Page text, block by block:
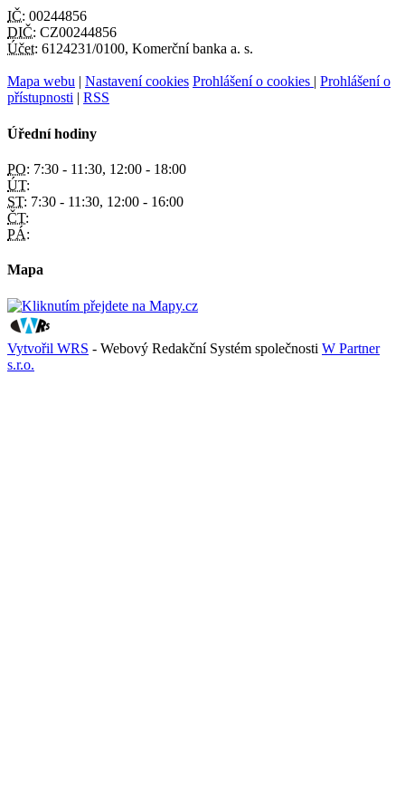
IČ: 00244856
DIČ: CZ00244856
Účet: 6124231/0100, Komerční banka a. s.
Mapa webu Nastavení cookies Prohlášení o cookies
Prohlášení o
přístupnosti
RSS
Úřední hodiny
PO: 7:30 - 11:30, 12:00 - 18:00
ÚT:
ST: 7:30 - 11:30, 12:00 - 16:00
ČT:
PÁ:
Mapa
Vytvořil WRS - Webový Redakční Systém společnosti W Partner
s.r.o.